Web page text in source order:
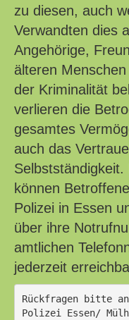
zu diesen, auch
Verwandten dies
Angehörige,
älteren
der Kriminalität
verlieren die
gesamtes
auch das
können
Polizei in Essen
über ihre
amtlichen
jederzeit
Rückfragen bitte
Polizei Essen/